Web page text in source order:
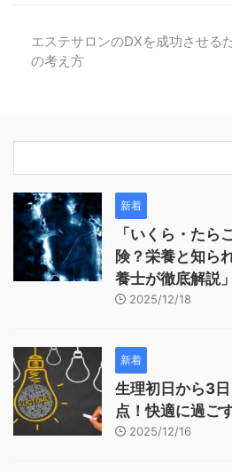
エステサロンのDXを成功させる
の考え方
新着
「いくら・たら
険？栄養と知ら
養士が徹底解説」
2025/12/18
新着
生理初日から3
点！快適に過ご
2025/12/16